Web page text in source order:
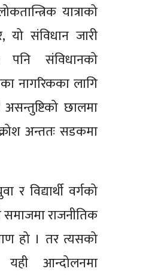
यात्राको
यो संविधान जारी
संविधानको
नागरिकका लागि
छालमा
अन्ततः सडकमा
विद्यार्थी वर्गको
समाजमा राजनीतिक
हो । तर त्यसको
आन्दोलनमा